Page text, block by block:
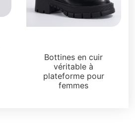
Bottines en cuir
véritable à
plateforme pour
femmes